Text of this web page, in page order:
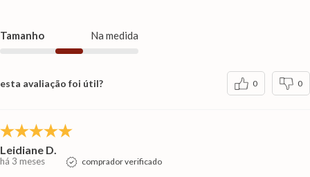
Tamanho Na medida
esta avaliação foi útil? 0 0
Leidiane D.
há 3 meses comprador verificado